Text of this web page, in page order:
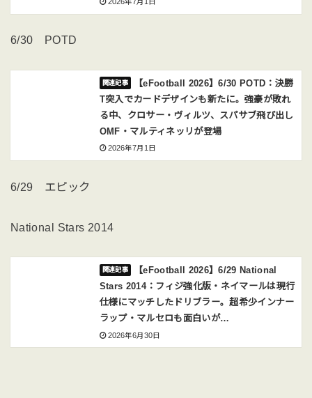
6/30 POTD
【eFootball 2026】6/30 POTD：決勝
T突入でカードデザインも新たに。強豪が敗れ
る中、クロサー・ヴィルツ、スパサブ飛び出し
OMF・マルティネッリが登場
2026年7月1日
6/29 エピック
National Stars 2014
【eFootball 2026】6/29 National
Stars 2014：フィジ強化版・ネイマールは現行
仕様にマッチしたドリブラー。超希少インナー
ラップ・マルセロも面白いが…
2026年6月30日